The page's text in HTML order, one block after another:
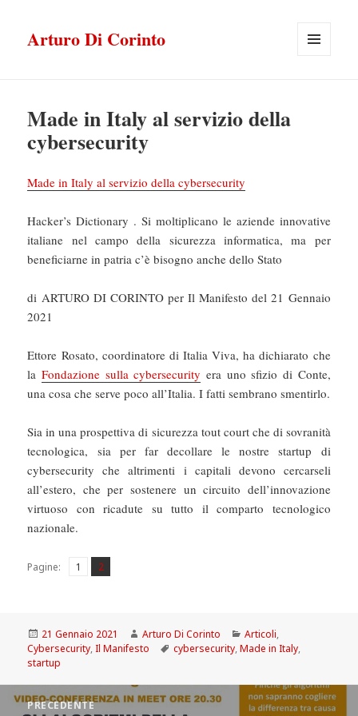
Arturo Di Corinto
Made in Italy al servizio della
cybersecurity
Made in Italy al servizio della cybersecurity
Hacker’s Dictionary . Si moltiplicano le aziende innovative
italiane nel campo della sicurezza informatica, ma per
beneficiarne in patria c’è bisogno anche dello Stato
di ARTURO DI CORINTO per Il Manifesto del 21 Gennaio
2021
Ettore Rosato, coordinatore di Italia Viva, ha dichiarato che
laFondazione sulla cybersecurity era uno sfizio di Conte,
una cosa che serve poco all’Italia. I fatti sembrano smentirlo.
Sia in una prospettiva di sicurezza tout court che di sovranità
tecnologica, sia per far decollare le nostre startup di
cybersecurity che altrimenti i capitali devono cercarseli
all’estero, che per sostenere un circuito dell’innovazione
virtuoso con ricadute su tutto il comparto tecnologico
nazionale.
Pagine: Pagina
1 ,
Pagina
2
Scritto
il
21 Gennaio 2021 Autore
Arturo Di Corinto Categorie
Articoli,
Cybersecurity,Il Manifesto Tag
cybersecurity,Made in Italy,
startup
Navigazione
PRECEDENTE